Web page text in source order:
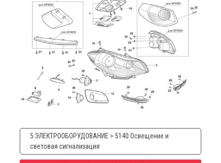
5 ЭЛЕКТРООБОРУДОВАНИЕ > 5140 Освещение и
световая сигнализация